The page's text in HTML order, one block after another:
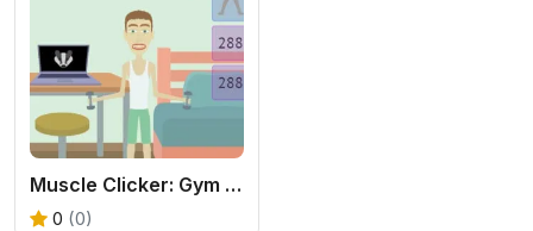
Muscle Clicker: Gym Game
0 (0)